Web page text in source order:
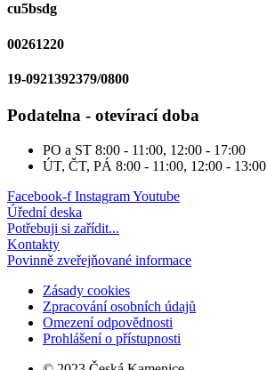
cu5bsdg
00261220
19-0921392379/0800
Podatelna - otevírací doba
PO a ST 8:00 - 11:00, 12:00 - 17:00
ÚT, ČT, PÁ 8:00 - 11:00, 12:00 - 13:00
Facebook-f InstagramYoutube
Úřední deska
Potřebuji si zařídit...
Kontakty
Povinně zveřejňované informace
Zásady cookies
Zpracování osobních údajů
Omezení odpovědnosti
Prohlášení o přístupnosti